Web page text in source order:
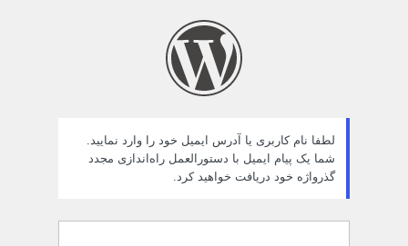
لطفا نام کاربری یا آدرس ایمیل خود را وارد نمایید.
شما یک پیام ایمیل با دستورالعمل راه‌اندازی مجدد
گذرواژه خود دریافت خواهید کرد.